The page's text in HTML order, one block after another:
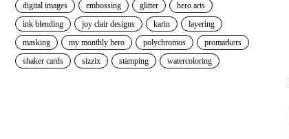
digital images
embossing glitter
hero arts
ink blending
joy clair designs karin
layering
masking
my monthly hero polychromos
promarkers
shaker cards
sizzix stamping watercoloring